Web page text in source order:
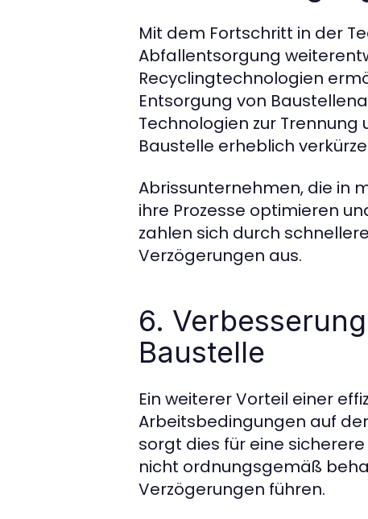
Mit dem Fortschritt in der
Abfallentsorgung
Recyclingtechnologien
Entsorgung von
Technologien zur
Baustelle erheblich
Abrissunternehmen, die in
ihre Prozesse optimieren
zahlen sich durch
Verzögerungen aus.
6.
Baustelle
Ein weiterer Vorteil einer
Arbeitsbedingungen auf
sorgt dies für eine
nicht ordnungsgemäß
Verzögerungen führen.